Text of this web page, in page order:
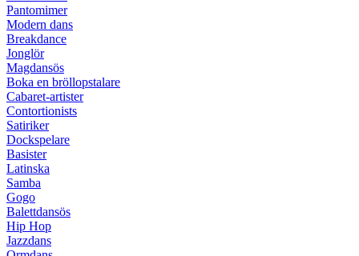
Pantomimer
Modern dans
Breakdance
Jonglör
Magdansös
Boka en bröllopstalare
Cabaret-artister
Contortionists
Satiriker
Dockspelare
Basister
Latinska
Samba
Gogo
Balettdansös
Hip Hop
Jazzdans